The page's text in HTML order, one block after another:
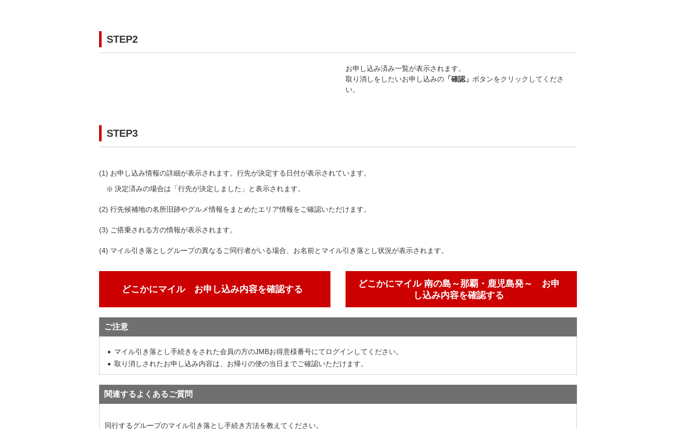
STEP2
お申し込み済み一覧が表示されます。
取り消しをしたいお申し込みの 「確認」 ボタンをクリックしてくださ
い。
STEP3
(1) お申し込み情報の詳細が表示されます。行先が決定する日付が表示されています。
決定済みの場合は「行先が決定しました」と表示されます。
(2) 行先候補地の名所旧跡やグルメ情報をまとめたエリア情報をご確認いただけます。
(3) ご搭乗される方の情報が表示されます。
(4) マイル引き落としグループの異なるご同行者がいる場合、お名前とマイル引き落とし状況が表示されます。
どこかにマイル お申し込み内容を確認する
どこかにマイル 南の島～那覇・鹿児島発～ お申
し込み内容を確認する
ご注意
マイル引き落とし手続きをされた会員の方のJMBお得意様番号にてログインしてください。
取り消しされたお申し込み内容は、お帰りの便の当日までご確認いただけます。
関連するよくあるご質問
同行するグループのマイル引き落とし手続き方法を教えてください。